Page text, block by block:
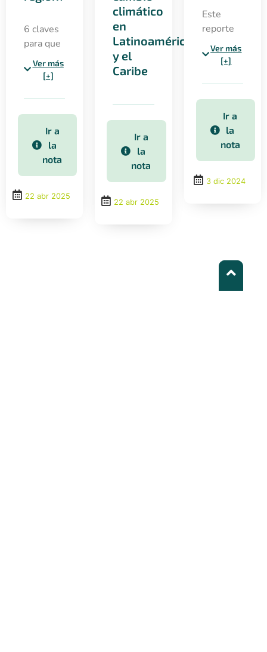
6 claves
para que
Latinoamérica
influya
COP30:
justicia
climática,
financiamiento,
alianzas y
prioridad
Ver más
[+]
Ir a
la
nota
22 abr 2025
climático
en
Latinoamérica
y el
Caribe
Ir a
la
nota
22 abr 2025
Este
reporte
integrado
presenta
análisis
de
aprendizajes,
mensajes
clave y
COP30 y
Ver más
[+]
Ir a
la
nota
3 dic 2024